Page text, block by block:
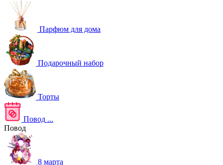
Парфюм для дома
Подарочный набор
Торты
Повод ...
Повод
8 марта